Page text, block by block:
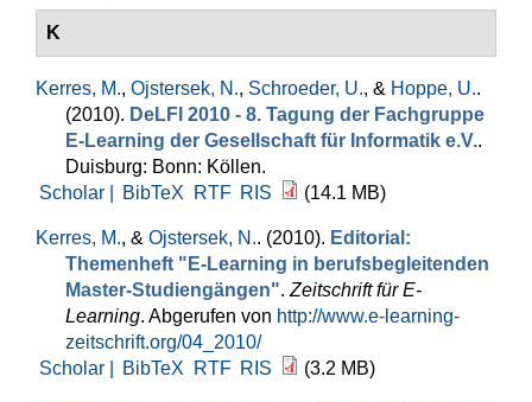
K
Kerres, M., Ojstersek, N., Schroeder, U., & Hoppe, U..
(2010). DeLFI 2010 - 8. Tagung der Fachgruppe
E-Learning der Gesellschaft für Informatik e.V..
Duisburg: Bonn: Köllen.
Scholar |
BibTeX RTF RIS (14.1 MB)
Kerres, M., & Ojstersek, N.. (2010). Editorial:
Themenheft "E-Learning in berufsbegleitenden
Master-Studiengängen". Zeitschrift für E-
Learning. Abgerufen von http://www.e-learning-
zeitschrift.org/04_2010/
Scholar |
BibTeX RTF RIS (3.2 MB)